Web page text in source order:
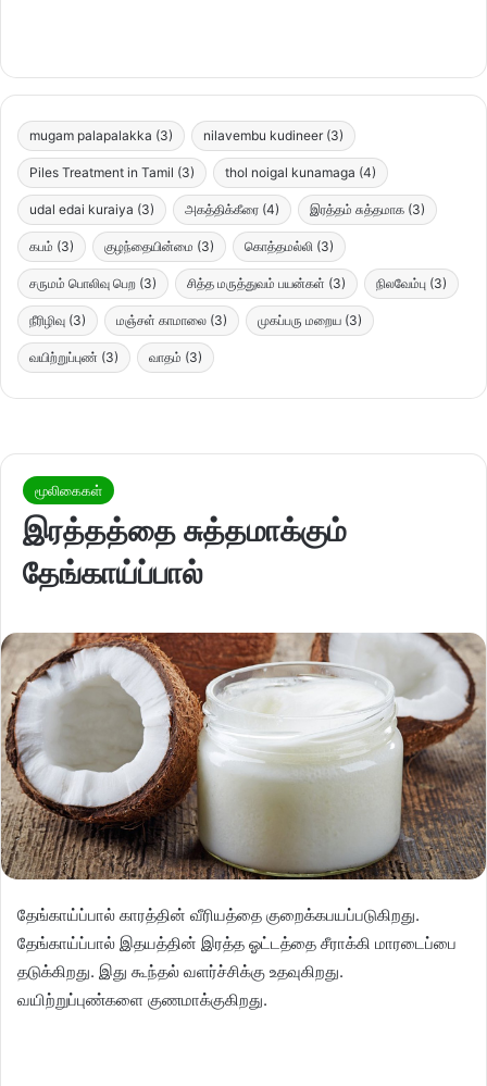
mugam palapalakka (3) nilavembu kudineer (3)
Piles Treatment in Tamil (3) thol noigal kunamaga (4)
udal edai kuraiya (3) அகத்திக்கீரை (4) இரத்தம் சுத்தமாக (3)
கபம் (3) குழந்தையின்மை (3) கொத்தமல்லி (3)
சருமம் பொலிவு பெற (3) சித்த மருத்துவம் பயன்கள் (3) நிலவேம்பு (3)
நீரிழிவு (3) மஞ்சள் காமாலை (3) முகப்பரு மறைய (3)
வயிற்றுப்புண் (3) வாதம் (3)